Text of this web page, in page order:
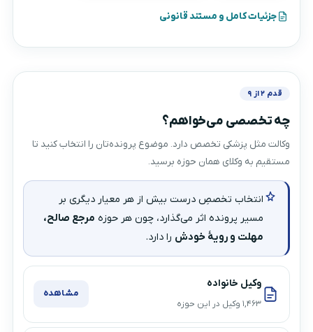
جزئیات کامل و مستند قانونی
قدم ۲ از ۹
چه تخصصی می‌خواهم؟
وکالت مثل پزشکی تخصص دارد. موضوع پرونده‌تان را انتخاب کنید تا
مستقیم به وکلای همان حوزه برسید.
انتخاب تخصصِ درست بیش از هر معیار دیگری بر
مسیر پرونده اثر می‌گذارد، چون هر حوزه مرجع صالح،
مهلت و رویهٔ خودش را دارد.
وکیل خانواده
۱,۴۶۳ وکیل در این حوزه
مشاهده